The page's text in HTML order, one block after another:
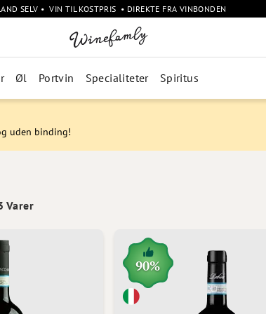
SELV • VIN TIL KOSTPRIS • DIREKTE FRA VINBONDEN
Øl Portvin Specialiteter Spiritus
uden binding!
Varer
90%